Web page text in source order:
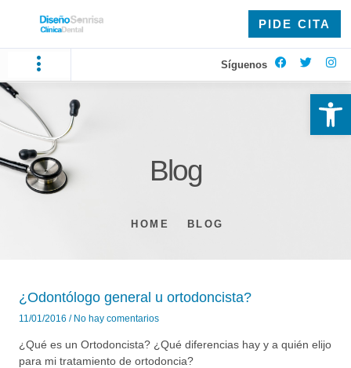
PIDE CITA
Síguenos
Blog
HOME BLOG
¿Odontólogo general u ortodoncista?
11/01/2016 No hay comentarios
¿Qué es un Ortodoncista? ¿Qué diferencias hay y a quién elijo
para mi tratamiento de ortodoncia?